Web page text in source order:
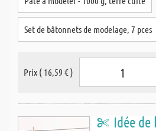
Set de bâtonnets de modelage, 7 pces
Prix ( 16,59 € )
Idée